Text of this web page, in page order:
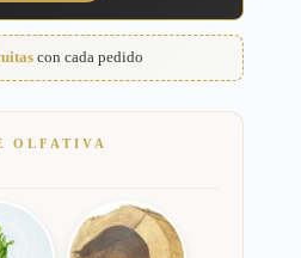
con cada pedido
OLFATIVA